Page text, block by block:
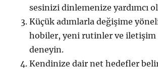
sesinizi dinlemenize yardımcı
Küçük adımlarla değişime
hobiler, yeni rutinler ve
deneyin.
Kendinize dair net hedefler